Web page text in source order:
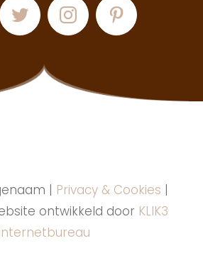
| Privacy & Cookies |
ontwikkeld door KLIK3
internetbureau